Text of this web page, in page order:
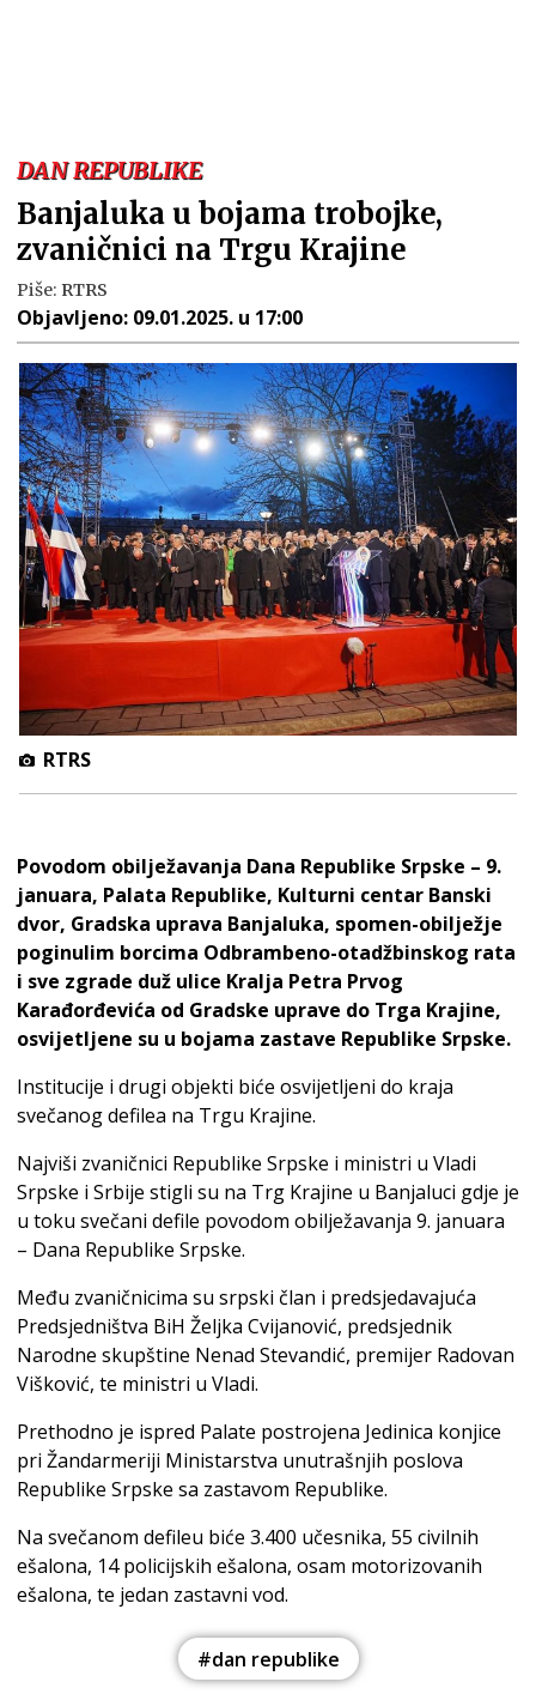
DAN REPUBLIKE
Banjaluka u bojama trobojke,
zvaničnici na Trgu Krajine
Piše: RTRS
Objavljeno: 09.01.2025. u 17:00
RTRS
Povodom obilježavanja Dana Republike Srpske – 9.
januara, Palata Republike, Kulturni centar Banski
dvor, Gradska uprava Banjaluka, spomen-obilježje
poginulim borcima Odbrambeno-otadžbinskog rata
i sve zgrade duž ulice Kralja Petra Prvog
Karađorđevića od Gradske uprave do Trga Krajine,
osvijetljene su u bojama zastave Republike Srpske.
Institucije i drugi objekti biće osvijetljeni do kraja
svečanog defilea na Trgu Krajine.
Najviši zvaničnici Republike Srpske i ministri u Vladi
Srpske i Srbije stigli su na Trg Krajine u Banjaluci gdje je
u toku svečani defile povodom obilježavanja 9. januara
– Dana Republike Srpske.
Među zvaničnicima su srpski član i predsjedavajuća
Predsjedništva BiH Željka Cvijanović, predsjednik
Narodne skupštine Nenad Stevandić, premijer Radovan
Višković, te ministri u Vladi.
Prethodno je ispred Palate postrojena Јedinica konjice
pri Žandarmeriji Ministarstva unutrašnjih poslova
Republike Srpske sa zastavom Republike.
Na svečanom defileu biće 3.400 učesnika, 55 civilnih
ešalona, 14 policijskih ešalona, osam motorizovanih
ešalona, te jedan zastavni vod.
#dan republike